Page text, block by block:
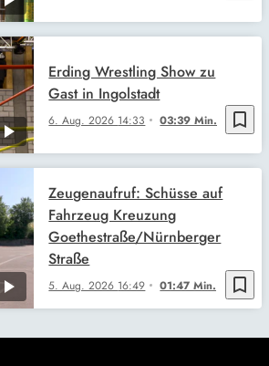
bookmark_border
6. Aug. 2026 14:33 03:39 Min.
Erding Wrestling Show zu
Gast in Ingolstadt
bookmark_border
5. Aug. 2026 16:49 01:47 Min.
Zeugenaufruf: Schüsse auf
Fahrzeug Kreuzung
Goethestraße/Nürnberger
Straße